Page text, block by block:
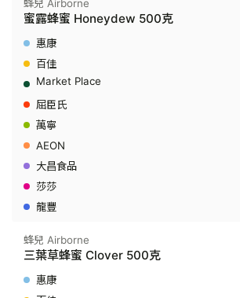
蜂兒 Airborne
蜜露蜂蜜 Honeydew 500克
蜂兒 Airborne
三葉草蜂蜜 Clover 500克